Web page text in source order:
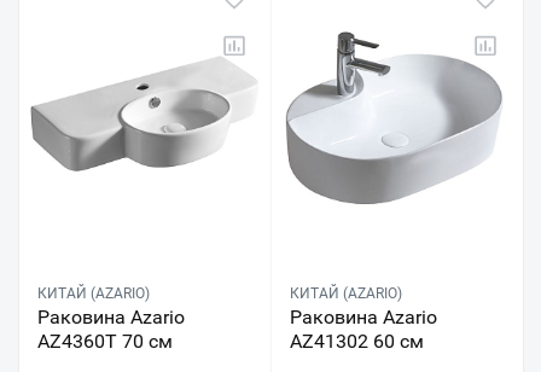
КИТАЙ (AZARIO)
Раковина Azario
AZ4360T 70 см
КИТАЙ (AZARIO)
Раковина Azario
AZ41302 60 см